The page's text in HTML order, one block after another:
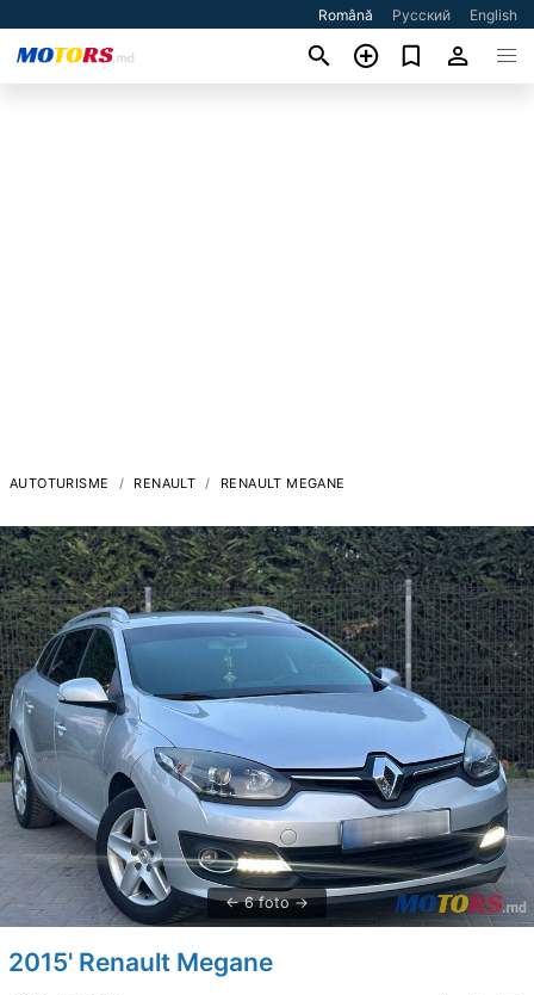
Română Русский English
AUTOTURISME RENAULT RENAULT MEGANE
6 foto
2015' Renault Megane